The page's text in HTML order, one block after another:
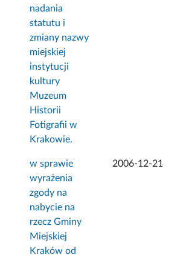
nadania
statutu i
zmiany nazwy
miejskiej
instytucji
kultury
Muzeum
Historii
Fotigrafii w
Krakowie.
w sprawie
wyrażenia
zgody na
nabycie na
rzecz Gminy
Miejskiej
Kraków od
2006-12-21